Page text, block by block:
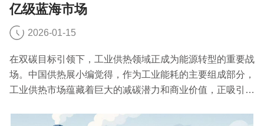
亿级蓝海市场
2026-01-15
在双碳目标引领下，工业供热领域正成为能源转型的重要战
场。中国供热展小编觉得，作为工业能耗的主要组成部分，
工业供热市场蕴藏着巨大的减碳潜力和商业价值，正吸引着